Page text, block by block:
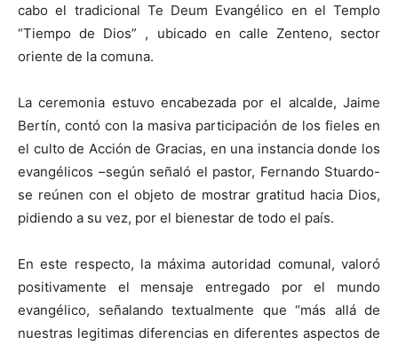
cabo el tradicional Te Deum Evangélico en el Templo
“Tiempo de Dios” , ubicado en calle Zenteno, sector
oriente de la comuna.
La ceremonia estuvo encabezada por el alcalde, Jaime
Bertín, contó con la masiva participación de los fieles en
el culto de Acción de Gracias, en una instancia donde los
evangélicos –según señaló el pastor, Fernando Stuardo-
se reúnen con el objeto de mostrar gratitud hacia Dios,
pidiendo a su vez, por el bienestar de todo el país.
En este respecto, la máxima autoridad comunal, valoró
positivamente el mensaje entregado por el mundo
evangélico, señalando textualmente que “más allá de
nuestras legitimas diferencias en diferentes aspectos de